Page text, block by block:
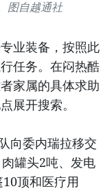
图自越通社
业装备，按照此
任务。在闷热酷
家属的具体求助
展开搜索。
向委内瑞拉移交
罐头2吨、发电
顶和医疗用